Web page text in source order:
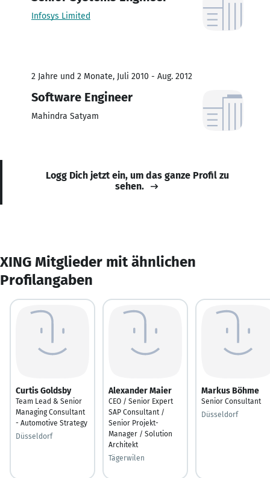
Infosys Limited
2 Jahre und 2 Monate, Juli 2010 - Aug. 2012
Software Engineer
Mahindra Satyam
Logg Dich jetzt ein, um das ganze Profil zu
sehen.
XING Mitglieder mit ähnlichen
Profilangaben
Curtis Goldsby
Team Lead & Senior
Managing Consultant
- Automotive Strategy
Düsseldorf
Alexander Maier
CEO / Senior Expert
SAP Consultant /
Senior Projekt-
Manager / Solution
Architekt
Tägerwilen
Markus Böhme
Senior Consultant
Düsseldorf